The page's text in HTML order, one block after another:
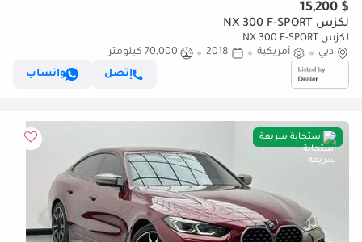
$ 15,200
لكزس NX 300 F-SPORT
لكزس NX 300 F-SPORT
دبي
أمريكية 2018
70,000 كيلومتر
إتصل
واتساب
استجابة سريعة